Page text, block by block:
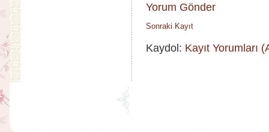
Yorum Gönder
Sonraki Kayıt
Kaydol: Kayıt Yorumları